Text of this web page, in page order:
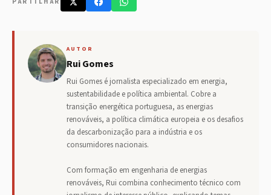
AUTOR
Rui Gomes
Rui Gomes é jornalista especializado em energia,
sustentabilidade e política ambiental. Cobre a
transição energética portuguesa, as energias
renováveis, a política climática europeia e os desafios
da descarbonização para a indústria e os
consumidores nacionais.
Com formação em engenharia de energias
renováveis, Rui combina conhecimento técnico com